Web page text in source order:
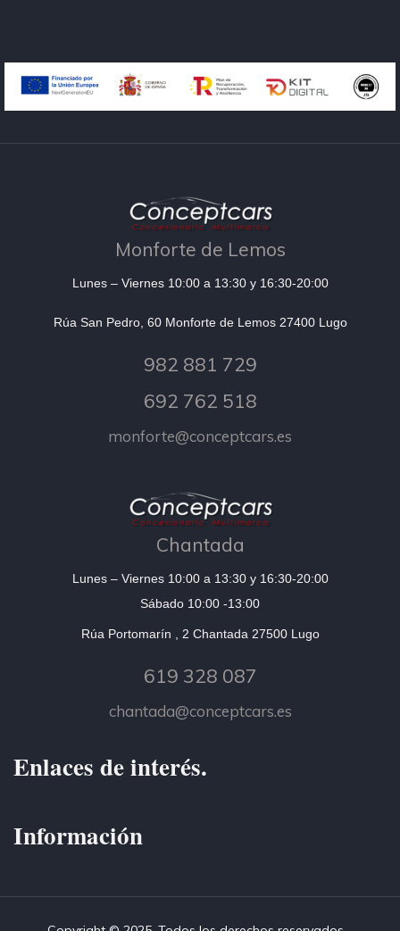
Monforte de Lemos
Lunes – Viernes 10:00 a 13:30 y 16:30-20:00
Rúa San Pedro, 60 Monforte de Lemos 27400 Lugo
982 881 729
692 762 518
monforte@conceptcars.es
Chantada
Lunes – Viernes 10:00 a 13:30 y 16:30-20:00
Sábado 10:00 -13:00
Rúa Portomarín , 2 Chantada 27500 Lugo
619 328 087
chantada@conceptcars.es
Enlaces de interés.
Información